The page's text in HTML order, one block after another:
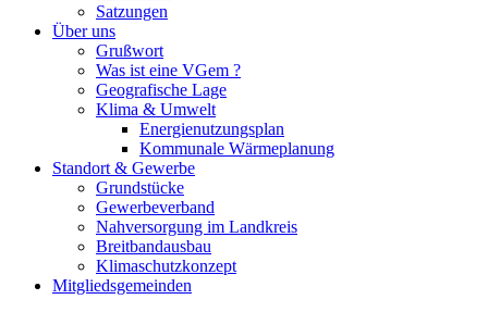
Satzungen
Über uns
Grußwort
Was ist eine VGem ?
Geografische Lage
Klima & Umwelt
Energienutzungsplan
Kommunale Wärmeplanung
Standort & Gewerbe
Grundstücke
Gewerbeverband
Nahversorgung im Landkreis
Breitbandausbau
Klimaschutzkonzept
Mitgliedsgemeinden